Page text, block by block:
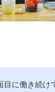
目に働き続け